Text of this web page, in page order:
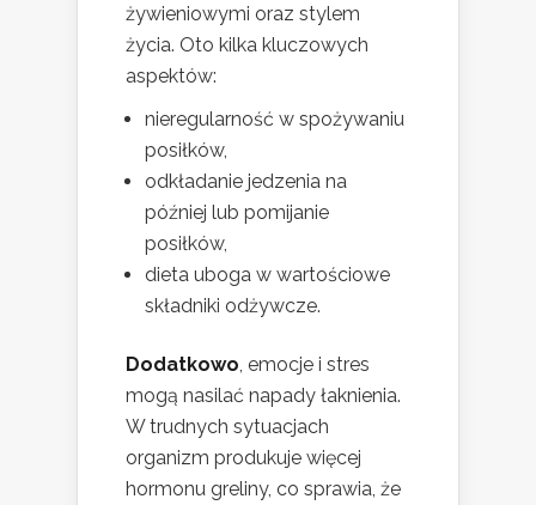
żywieniowymi oraz stylem
życia. Oto kilka kluczowych
aspektów:
nieregularność w spożywaniu
posiłków,
odkładanie jedzenia na
później lub pomijanie
posiłków,
dieta uboga w wartościowe
składniki odżywcze.
Dodatkowo , emocje i stres
mogą nasilać napady łaknienia.
W trudnych sytuacjach
organizm produkuje więcej
hormonu greliny, co sprawia, że